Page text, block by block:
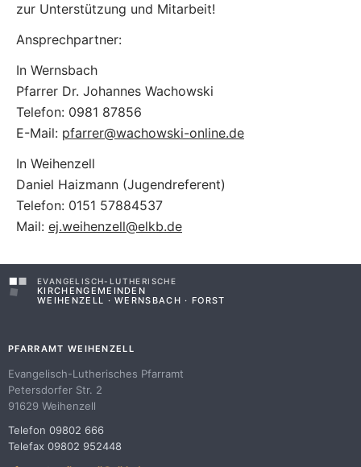
zur Unterstützung und Mitarbeit!
Ansprechpartner:
In Wernsbach
Pfarrer Dr. Johannes Wachowski
Telefon: 0981 87856
E-Mail: pfarrer@wachowski-online.de
In Weihenzell
Daniel Haizmann (Jugendreferent)
Telefon: 0151 57884537
Mail: ej.weihenzell@elkb.de
EVANGELISCH-LUTHERISCHE
KIRCHENGEMEINDEN
WEIHENZELL · WERNSBACH · FORST
PFARRAMT WEIHENZELL
Evangelisch-Lutherisches Pfarramt
Petersdorfer Str. 2
91629 Weihenzell
Telefon 09802 666
Telefax 09802 952448